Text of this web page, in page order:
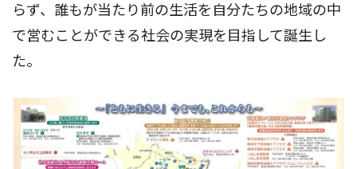
らず、誰もが当たり前の生活を自分たちの地域の中
で営むことができる社会の実現を目指して誕生し
た。